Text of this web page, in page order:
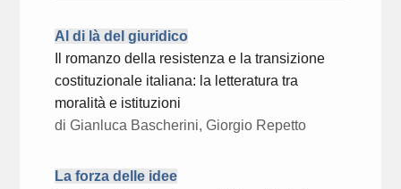
Al di là del giuridico
Il romanzo della resistenza e la transizione
costituzionale italiana: la letteratura tra
moralità e istituzioni
di Gianluca Bascherini, Giorgio Repetto
La forza delle idee